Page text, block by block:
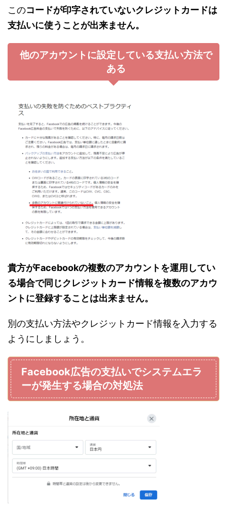
このコードが印字されていないクレジットカードは
支払いに使うことが出来ません。
他のアカウントに設定している支払い方法で
ある
貴方がFacebookの複数のアカウントを運用してい
る場合で同じクレジットカード情報を複数のアカウ
ントに登録することは出来ません。
別の支払い方法やクレジットカード情報を入力する
ようにしましょう。
Facebook広告の支払いでシステムエラ
ーが発生する場合の対処法